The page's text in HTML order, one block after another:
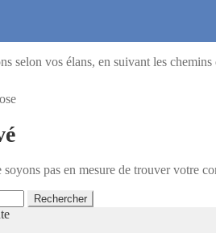
selon vos élans, en suivant les chemins
pas en mesure de trouver votre